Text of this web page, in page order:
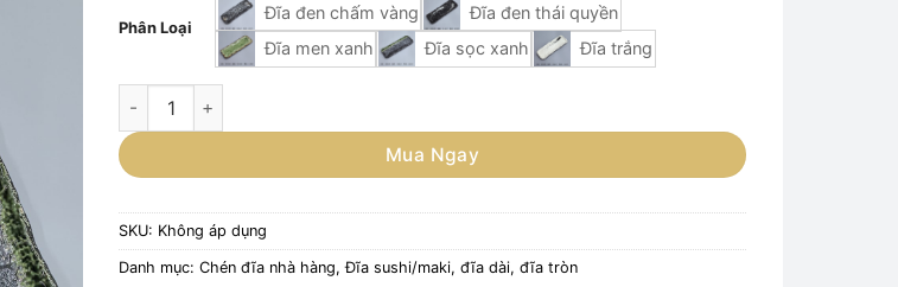
Phân Loại
Đĩa đen chấm vàng
Đĩa đen thái quyền
Đĩa men xanh
Đĩa sọc xanh Đĩa trắng
Đĩa gốm sushi 29.5cm số lượng
Mua Ngay
SKU: Không áp dụng
Danh mục: Chén đĩa nhà hàng,Đĩa sushi/maki, đĩa dài, đĩa tròn